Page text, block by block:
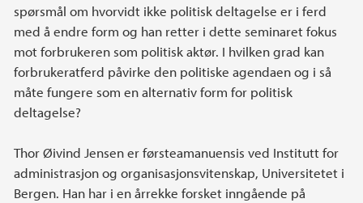
spørsmål om hvorvidt ikke politisk deltagelse er i ferd
med å endre form og han retter i dette seminaret fokus
mot forbrukeren som politisk aktør. I hvilken grad kan
forbrukeratferd påvirke den politiske agendaen og i så
måte fungere som en alternativ form for politisk
deltagelse?
Thor Øivind Jensen er førsteamanuensis ved Institutt for
administrasjon og organisasjonsvitenskap, Universitetet i
Bergen. Han har i en årrekke forsket inngående på